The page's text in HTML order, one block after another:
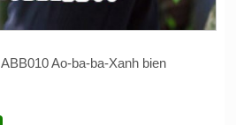
ABB010 Ao-ba-ba-Xanh bien